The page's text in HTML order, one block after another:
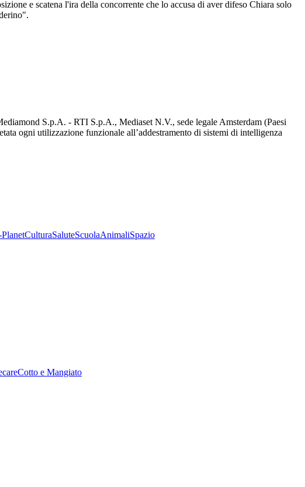
e scatena l'ira della concorrente che lo accusa di aver difeso Chiara solo
S.p.A. - RTI S.p.A., Mediaset N.V., sede legale Amsterdam (Paesi
ogni utilizzazione funzionale all’addestramento di sistemi di intelligenza
CulturaSaluteScuolaAnimaliSpazio
Cotto e Mangiato